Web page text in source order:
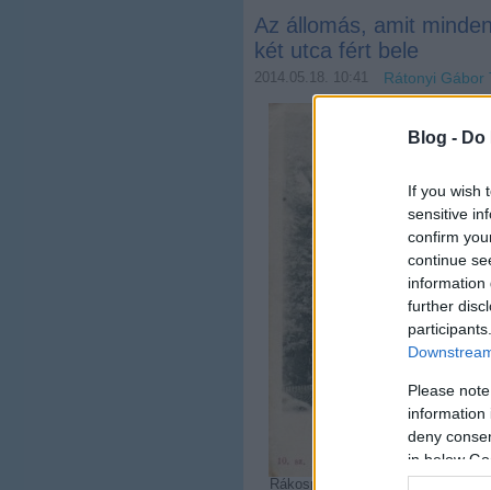
Blog -
If you wish
sensitive
confirm
continue
information
further
Please
information
deny
in below
Az állomás, amit
két utca fért bele
2014.05.18. 10:41 Rátonyi Gábor
Rákospalota-Újpest (akkor még